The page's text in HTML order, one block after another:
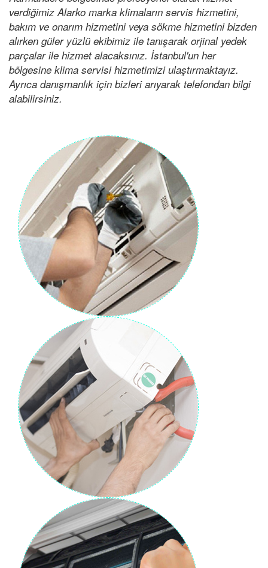
verdiğimiz Alarko marka klimaların servis hizmetini,
bakım ve onarım hizmetini veya sökme hizmetini bizden
alırken güler yüzlü ekibimiz ile tanışarak orjinal yedek
parçalar ile hizmet alacaksınız. İstanbul'un her
bölgesine klima servisi hizmetimizi ulaştırmaktayız.
Ayrıca danışmanlık için bizleri arıyarak telefondan bilgi
alabilirsiniz.